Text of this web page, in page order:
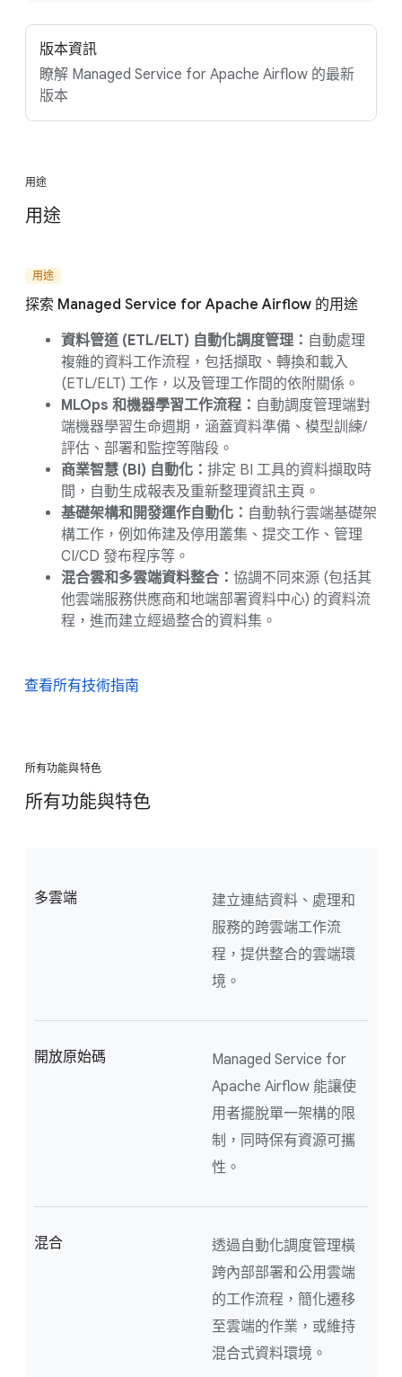
版本資訊
瞭解 Managed Service for Apache Airflow 的最新
版本
用途
用途
用途
探索 Managed Service for Apache Airflow 的用途
資料管道 (ETL/ELT) 自動化調度管理： 自動處理
複雜的資料工作流程，包括擷取、轉換和載入
(ETL/ELT) 工作，以及管理工作間的依附關係。
MLOps 和機器學習工作流程： 自動調度管理端對
端機器學習生命週期，涵蓋資料準備、模型訓練/
評估、部署和監控等階段。
商業智慧 (BI) 自動化： 排定 BI 工具的資料擷取時
間，自動生成報表及重新整理資訊主頁。
基礎架構和開發運作自動化： 自動執行雲端基礎架
構工作，例如佈建及停用叢集、提交工作、管理
CI/CD 發布程序等。
混合雲和多雲端資料整合： 協調不同來源 (包括其
他雲端服務供應商和地端部署資料中心) 的資料流
程，進而建立經過整合的資料集。
查看所有技術指南
所有功能與特色
所有功能與特色
多雲端
建立連結資料、處理和
服務的跨雲端工作流
程，提供整合的雲端環
境。
開放原始碼
Managed Service for
Apache Airflow 能讓使
用者擺脫單一架構的限
制，同時保有資源可攜
性。
混合
透過自動化調度管理橫
跨內部部署和公用雲端
的工作流程，簡化遷移
至雲端的作業，或維持
混合式資料環境。